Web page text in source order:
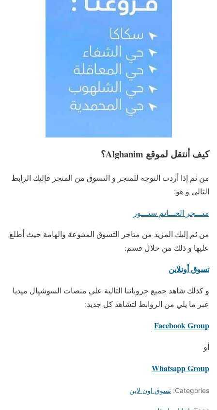
كيف أنتقل لموقع Alghanim؟
من ثم إذا أردت التوجه للمتجر و التسوق من المتجر فإليك الرابط
التالى و هو:
متـــجر الغـــانم ستـــور
من ثم إليك المزيد من متاجر التسوق المتنوعة والهامة حيث أطلع
عليها و ذلك من خلال قسم:
تسوق أونلاين
و كذلك شاهد جميع جروباتنا التالية علي منصات السوشيال ميديا
عبر ما يلي من الروابط لتشاهد كل جديد:
Facebook Group
أو
Whatsapp Group
Categories: تسوق اون لاين